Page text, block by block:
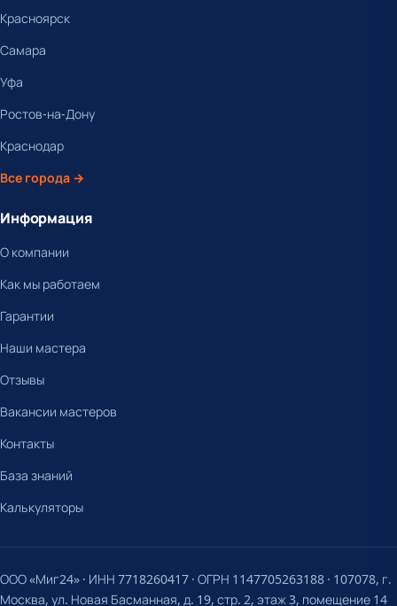
Красноярск
Самара
Уфа
Ростов-на-Дону
Краснодар
Все города →
Информация
О компании
Как мы работаем
Гарантии
Наши мастера
Отзывы
Вакансии мастеров
Контакты
База знаний
Калькуляторы
ООО «Миг24» · ИНН 7718260417 · ОГРН 1147705263188 · 107078, г.
Москва, ул. Новая Басманная, д. 19, стр. 2, этаж 3, помещение 14